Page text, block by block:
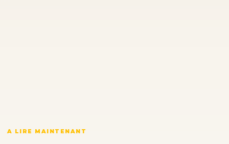
A LIRE MAINTENANT